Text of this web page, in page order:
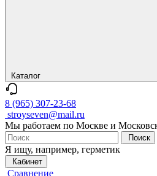
Каталог
8 (965) 307-23-68
stroyseven@mail.ru
Мы работаем по Москве и
Поиск
Я ищу, например, герметик
Кабинет
Сравнение